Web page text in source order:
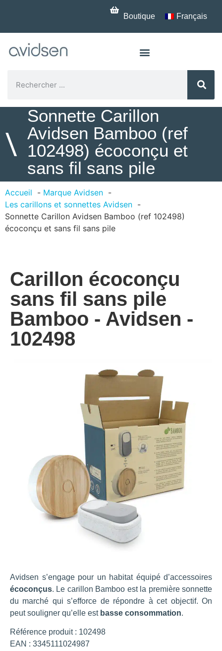
Boutique Français
\
Sonnette Carillon
Avidsen Bamboo (ref
102498) écoconçu et
sans fil sans pile
Accueil
Marque Avidsen
Les carillons et sonnettes Avidsen
Sonnette Carillon Avidsen Bamboo (ref 102498)
écoconçu et sans fil sans pile
Carillon écoconçu
sans fil sans pile
Bamboo - Avidsen -
102498
Avidsen s’engage pour un habitat équipé d’accessoires
écoconçus. Le carillon Bamboo est la première sonnette
du marché qui s’efforce de répondre à cet objectif. On
peut souligner qu’elle est basse consommation.
Référence produit : 102498
EAN : 3345111024987